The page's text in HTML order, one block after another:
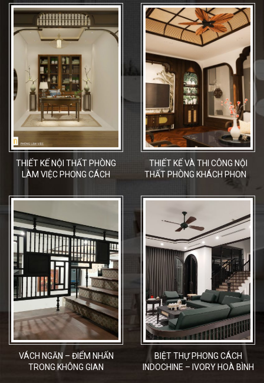
THIẾT KẾ NỘI THẤT PHÒNG
LÀM VIỆC PHONG CÁCH
INDOCHINE
THIẾT KẾ VÀ THI CÔNG NỘI
THẤT PHÒNG KHÁCH PHONG
CÁCH INDOCHINE
VÁCH NGĂN – ĐIỂM NHẤN
TRONG KHÔNG GIAN
BIỆT THỰ PHONG CÁCH
INDOCHINE – IVORY HOÀ BÌNH